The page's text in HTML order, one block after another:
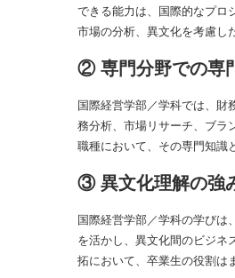
できる能力は、国際的なプロ
市場の分析、異文化を考慮し
② 専門分野での専
国際経営学部／学科では、財
務分析、市場リサーチ、ブラ
職種において、その専門知識
③ 異文化理解の強
国際経営学部／学科の学びは
を活かし、異文化間のビジネ
拓において、卒業生の役割は